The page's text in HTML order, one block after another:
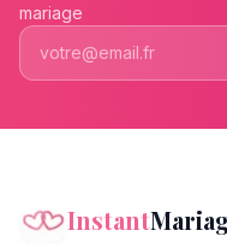
mariage
Instant